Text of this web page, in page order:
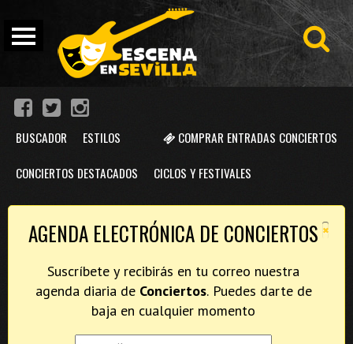
COMPRAR ENTRADAS CONCIERTOS
BUSCADOR ESTILOS
CONCIERTOS DESTACADOS CICLOS Y FESTIVALES
×
AGENDA ELECTRÓNICA DE CONCIERTOS
Suscríbete y recibirás en tu correo nuestra
agenda diaria de Conciertos. Puedes darte de
baja en cualquier momento